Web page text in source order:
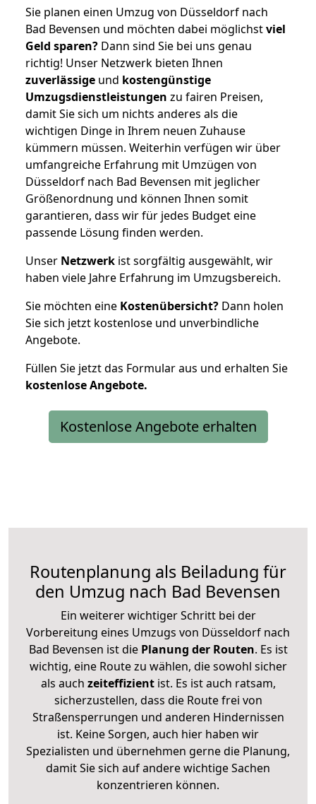
Sie planen einen Umzug von Düsseldorf nach
Bad Bevensen und möchten dabei möglichstviel
Geld sparen? Dann sind Sie bei uns genau
richtig! Unser Netzwerk bieten Ihnen
zuverlässige und kostengünstige
Umzugsdienstleistungen zu fairen Preisen,
damit Sie sich um nichts anderes als die
wichtigen Dinge in Ihrem neuen Zuhause
kümmern müssen. Weiterhin verfügen wir über
umfangreiche Erfahrung mit Umzügen von
Düsseldorf nach Bad Bevensen mit jeglicher
Größenordnung und können Ihnen somit
garantieren, dass wir für jedes Budget eine
passende Lösung finden werden.
Unser Netzwerk ist sorgfältig ausgewählt, wir
haben viele Jahre Erfahrung im Umzugsbereich.
Sie möchten eine Kostenübersicht? Dann holen
Sie sich jetzt kostenlose und unverbindliche
Angebote.
Füllen Sie jetzt das Formular aus und erhalten Sie
kostenloseAngebote.
Kostenlose Angebote erhalten
Routenplanung als Beiladung für
den Umzug nach Bad Bevensen
Ein weiterer wichtiger Schritt bei der
Vorbereitung eines Umzugs von Düsseldorf nach
Bad Bevensen ist diePlanung der Routen. Es ist
wichtig, eine Route zu wählen, die sowohl sicher
als auch zeiteffizientist. Es ist auch ratsam,
sicherzustellen, dass die Route frei von
Straßensperrungen und anderen Hindernissen
ist. Keine Sorgen, auch hier haben wir
Spezialisten und übernehmen gerne die Planung,
damit Sie sich auf andere wichtige Sachen
konzentrieren können.